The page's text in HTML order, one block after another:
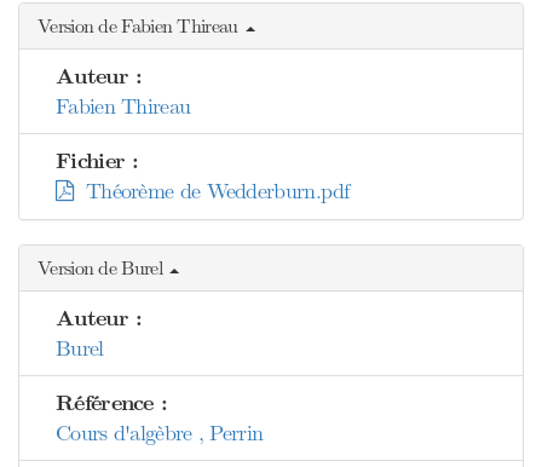
Version de Fabien Thireau
Auteur :
Fabien Thireau
Fichier :
Théorème de Wedderburn.pdf
Version de Burel
Auteur :
Burel
Référence :
Cours d'algèbre , Perrin